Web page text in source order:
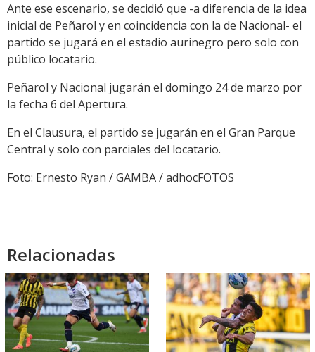
Ante ese escenario, se decidió que -a diferencia de la idea
inicial de Peñarol y en coincidencia con la de Nacional- el
partido se jugará en el estadio aurinegro pero solo con
público locatario.
Peñarol y Nacional jugarán el domingo 24 de marzo por
la fecha 6 del Apertura.
En el Clausura, el partido se jugarán en el Gran Parque
Central y solo con parciales del locatario.
Foto: Ernesto Ryan / GAMBA / adhocFOTOS
Relacionadas